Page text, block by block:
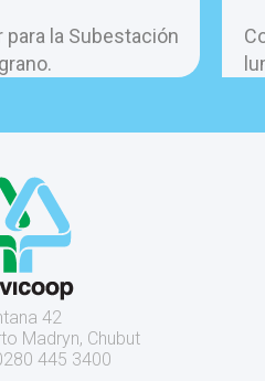
la Subestación
42
Madryn, Chubut
445 3400